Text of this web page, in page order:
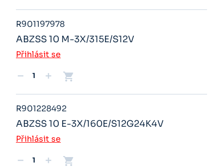
R901197978
ABZSS 10 M-3X/315E/S12V
Přihlásit se
remove add shopping_cart
R901228492
ABZSS 10 E-3X/160E/S12G24K4V
Přihlásit se
remove add shopping_cart